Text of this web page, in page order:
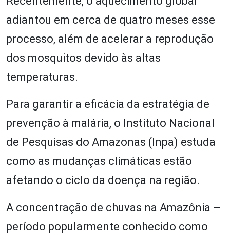
adiantou em cerca de quatro meses esse
processo, além de acelerar a reprodução
dos mosquitos devido às altas
temperaturas.
Para garantir a eficácia da estratégia de
prevenção à malária, o Instituto Nacional
de Pesquisas do Amazonas (Inpa) estuda
como as mudanças climáticas estão
afetando o ciclo da doença na região.
A concentração de chuvas na Amazônia –
período popularmente conhecido como